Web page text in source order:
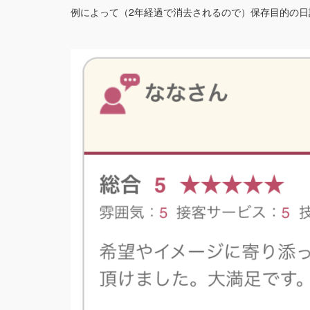
例によって（2年経過で消去されるので）保存目的の